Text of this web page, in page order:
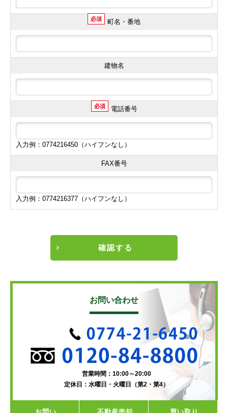
必須 町名・番地
建物名
必須 電話番号
入力例：0774216450（ハイフンなし）
FAX番号
入力例：0774216377（ハイフンなし）
確認する
お問い合わせ
営業時間：10:00～20:00
定休日：水曜日・火曜日（第2・第4）